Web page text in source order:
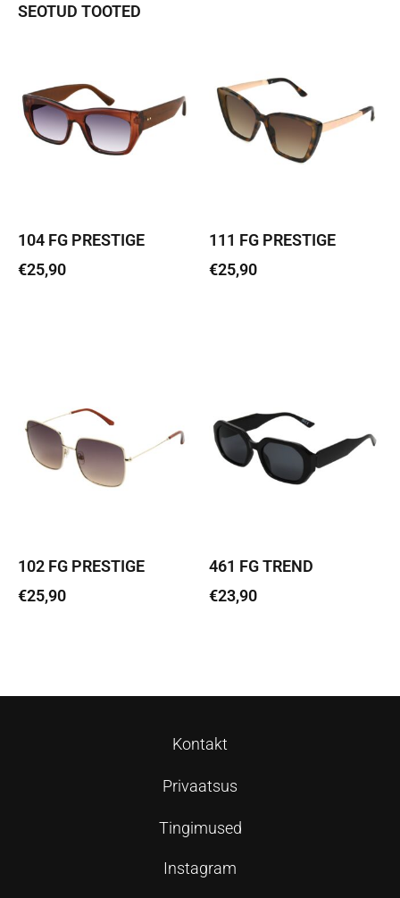
SEOTUD TOOTED
104 FG PRESTIGE
€25,90
111 FG PRESTIGE
€25,90
102 FG PRESTIGE
€25,90
461 FG TREND
€23,90
Kontakt
Privaatsus
Tingimused
Instagram